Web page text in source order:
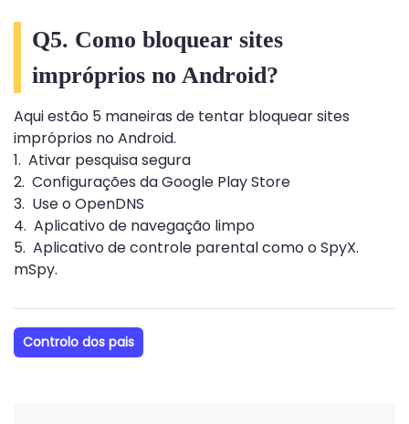
Q5. Como bloquear sites
impróprios no Android?
Aqui estão 5 maneiras de tentar bloquear sites
impróprios no Android.
1. Ativar pesquisa segura
2. Configurações da Google Play Store
3. Use o OpenDNS
4. Aplicativo de navegação limpo
5. Aplicativo de controle parental como o SpyX.
mSpy.
Controlo dos pais